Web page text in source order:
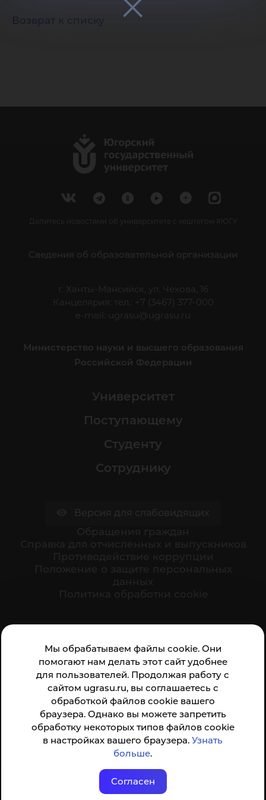
Мы обрабатываем файлы cookie. Они
помогают нам делать этот сайт удобнее
для пользователей. Продолжая работу с
сайтом ugrasu.ru, вы соглашаетесь с
обработкой файлов cookie вашего
браузера. Однако вы можете запретить
обработку некоторых типов файлов cookie
в настройках вашего браузера.Узнать
больше.
Согласен
Возврат к списку
Делитесь новостями об университете с хештегом #ЮГУ
Сведения об образовательной организации
г. Ханты-Мансийск, ул. Чехова, 16
Канцелярия: тел.: +7 (3467) 377-000
e-mail:
ugrasu@ugrasu.ru
Министерство науки и высшего образования
Российской Федерации
Университет
Поступающему
Студенту
Сотруднику
организации:
Анкета доступна по QR-коду, а так же по прямой
ссылке
© ФГБОУ ВО ЮГУ 2001–2026